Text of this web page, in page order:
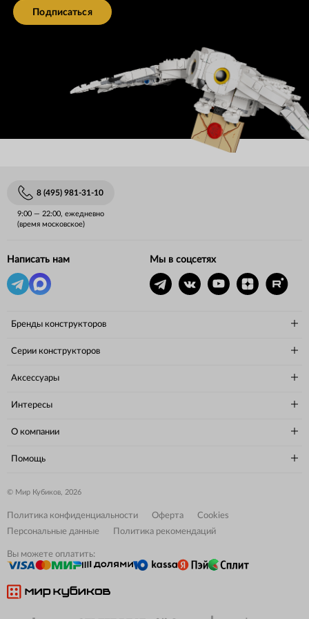
Подписаться
8 (495) 981-31-10
9:00 — 22:00, ежедневно
(время московское)
Написать нам Мы в соцсетях
Бренды конструкторов
Серии конструкторов
Аксессуары
Интересы
О компании
Помощь
© Мир Кубиков, 2026
Политика конфиденциальности Оферта
Cookies
Персональные данные
Политика рекомендаций
Вы можете оплатить: